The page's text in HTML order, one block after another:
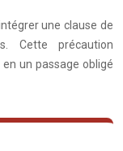
une clause de
Cette précaution
un passage obligé